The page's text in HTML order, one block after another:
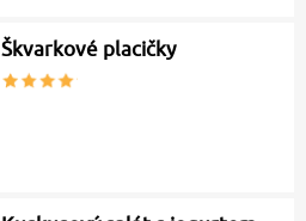
Škvarkové placičky